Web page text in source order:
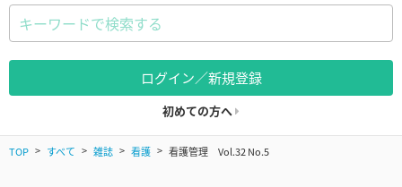
ログイン／新規登録
初めての方へ
TOP すべて 雑誌 看護 看護管理 Vol.32 No.5